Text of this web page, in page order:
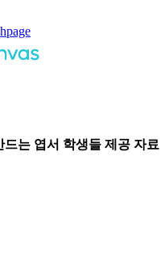
드는 엽서 학생들 제공 자료